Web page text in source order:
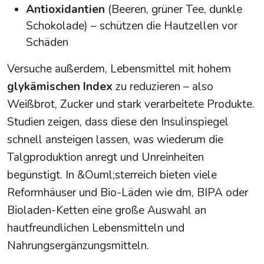
Antioxidantien (Beeren, grüner Tee, dunkle
Schokolade) – schützen die Hautzellen vor
Schäden
Versuche außerdem, Lebensmittel mit hohem
glykämischen Index zu reduzieren – also
Weißbrot, Zucker und stark verarbeitete Produkte.
Studien zeigen, dass diese den Insulinspiegel
schnell ansteigen lassen, was wiederum die
Talgproduktion anregt und Unreinheiten
begünstigt. In &Ouml;sterreich bieten viele
Reformhäuser und Bio-Läden wie dm, BIPA oder
Bioladen-Ketten eine große Auswahl an
hautfreundlichen Lebensmitteln und
Nahrungsergänzungsmitteln.